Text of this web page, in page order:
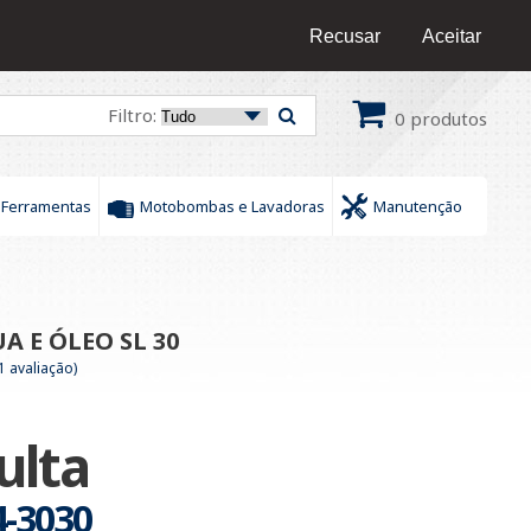
Filtro: 0 produtos
Ferramentas Motobombas e Lavadoras Manutenção
E ÓLEO SL 30
avaliação)
3030
Aceitar
Recusar